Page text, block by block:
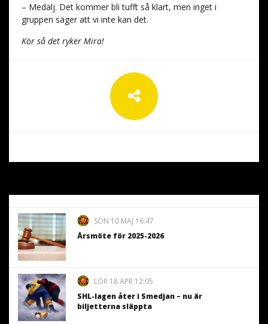
– Medalj. Det kommer bli tufft så klart, men inget i
gruppen säger att vi inte kan det.
Kör så det ryker Mira!
SÖN 10 MAJ 16:47
Årsmöte för 2025-2026
LÖR 18 APR 12:05
SHL-lagen åter i Smedjan – nu är
biljetterna släppta